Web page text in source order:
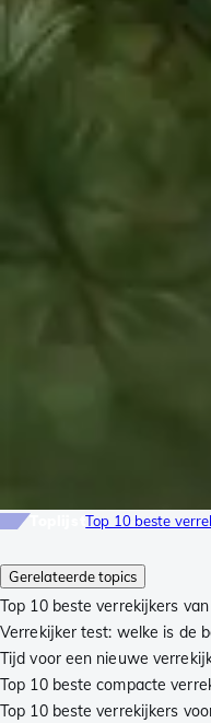
Gerelateerde topics
Top 10 beste verrekijkers
Verrekijker test: welke is de
Tijd voor een nieuwe
Top 10 beste compacte
Top 10 beste verrekijkers
ToplijstTop 10 beste